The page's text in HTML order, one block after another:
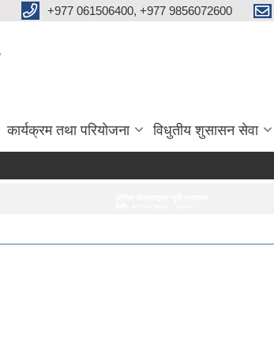
+977 061506400, +977 9856072600
कार्यक्रम तथा परियोजना विधुतीय शुसासन सेवा